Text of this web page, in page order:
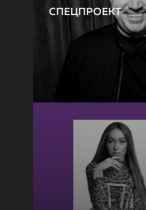
СПЕЦПРОЕКТ